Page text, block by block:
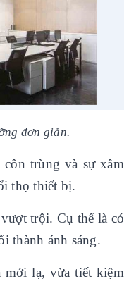
đơn giản.
trùng và sự xâm
thọ thiết bị.
trội. Cụ thể là có
thành ánh sáng.
lạ, vừa tiết kiệm